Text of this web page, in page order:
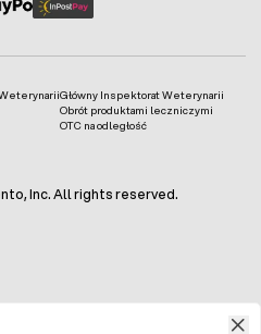
Główny Inspektorat Weterynarii
Obrót produktami leczniczymi
OTC na odległość
Inc. All rights reserved.